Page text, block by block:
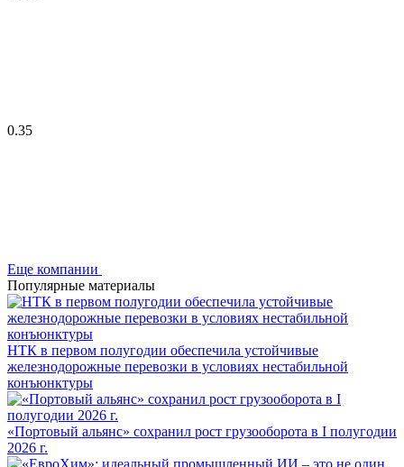
0.35
Еще компании
Популярные материалы
НТК в первом полугодии обеспечила устойчивые
железнодорожные перевозки в условиях нестабильной
конъюнктуры
«Портовый альянс» сохранил рост грузооборота в I полугодии
2026 г.